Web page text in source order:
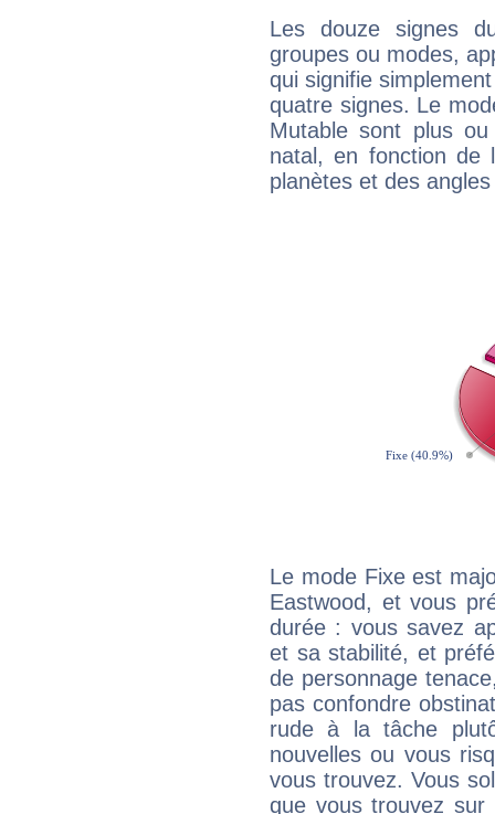
Les douze signes
groupes ou modes,
qui signifie
quatre signes. Le
Mutable sont plus
natal, en fonction de
planètes et des
Le mode Fixe est
Eastwood, et vous
durée : vous savez
et sa stabilité, et
de personnage
pas confondre
rude à la tâche
nouvelles ou vous
vous trouvez. Vous
que vous trouvez